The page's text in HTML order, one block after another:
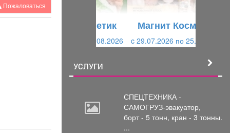
Пожаловаться
Магнит Косметик
c 29.07.2026 по 25.08.2026
УСЛУГИ
СПЕЦТЕХНИКА -
САМОГРУЗ-эвакуатор,
борт - 5 тонн, кран - 3 тонны.
...